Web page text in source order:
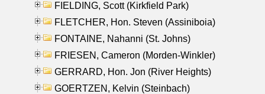
FIELDING, Scott (Kirkfield Park)
FLETCHER, Hon. Steven (Assiniboia)
FONTAINE, Nahanni (St. Johns)
FRIESEN, Cameron (Morden-Winkler)
GERRARD, Hon. Jon (River Heights)
GOERTZEN, Kelvin (Steinbach)